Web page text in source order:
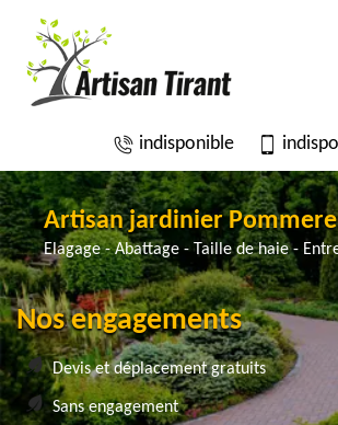
indisponible
Artisan jardinier
Elagage - Abattage - Taille de haie -
Nos engagements
Devis et déplacement gratuits
Sans engagement